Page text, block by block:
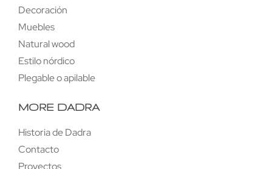
Decoración
Muebles
Natural wood
Estilo nórdico
Plegable o apilable
MORE DADRA
Historia de Dadra
Contacto
Proyectos